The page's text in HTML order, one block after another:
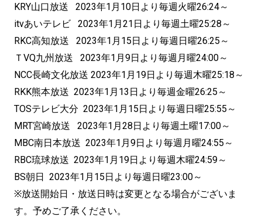
KRY山口放送 2023年1月10日より毎週火曜26:24～
itvあいテレビ 2023年1月21日より毎週土曜25:28～
RKC高知放送 2023年1月15日より毎週日曜26:25～
ＴVQ九州放送 2023年1月9日より毎週月曜24:00～
NCC長崎文化放送 2023年1月19日より毎週木曜25:18～
RKK熊本放送 2023年1月13日より毎週金曜26:25～
TOSテレビ大分 2023年1月15日より毎週日曜25:55～
MRT宮崎放送 2023年1月28日より毎週土曜17:00～
MBC南日本放送 2023年1月9日より毎週月曜24:55～
RBC琉球放送 2023年1月19日より毎週木曜24:59～
BS朝日 2023年1月15日より毎週日曜23:00～
※放送開始日・放送日時は変更となる場合がございま
す。予めご了承ください。